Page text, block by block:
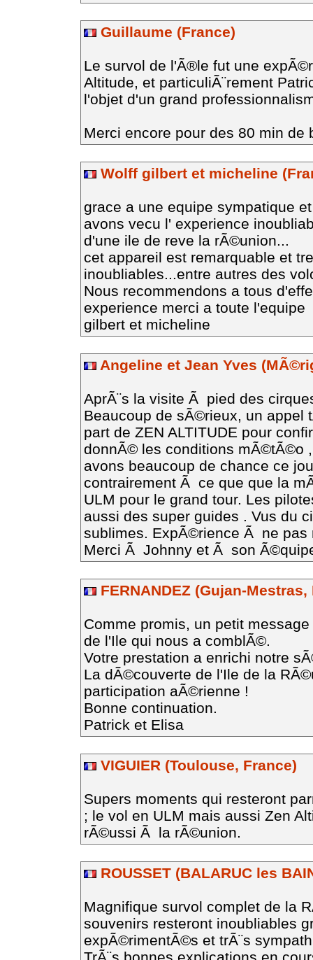
Guillaume (France)
Le survol de l'Ã®le fut une
Altitude, et particuliÃ¨rement
l'objet d'un grand
Merci encore pour des 80 min de
Wolff gilbert et micheline
grace a une equipe sympatique
avons vecu l' experience
d'une ile de reve la rÃ©union...
cet appareil est remarquable et
inoubliables...entre autres des
Nous recommendons a tous
experience merci a toute l'equipe
gilbert et micheline
Angeline et Jean Yves
AprÃ¨s la visite Ã pied des
Beaucoup de sÃ©rieux, un
part de ZEN ALTITUDE pour
donnÃ© les conditions mÃ©tÃ©o
avons beaucoup de chance ce
contrairement Ã ce que que la
ULM pour le grand tour. Les
aussi des super guides . Vus du
sublimes. ExpÃ©rience Ã ne pas
Merci Ã Johnny et Ã son
FERNANDEZ (Gujan-Mestras,
Comme promis, un petit
de l'Ile qui nous a comblÃ©.
Votre prestation a enrichi notre
La dÃ©couverte de l'Ile de la
participation aÃ©rienne !
Bonne continuation.
Patrick et Elisa
VIGUIER (Toulouse, France)
Supers moments qui resteront
; le vol en ULM mais aussi Zen
rÃ©ussi Ã la rÃ©union.
ROUSSET (BALARUC les
Magnifique survol complet de la
souvenirs resteront inoubliables
expÃ©rimentÃ©s et trÃ¨s